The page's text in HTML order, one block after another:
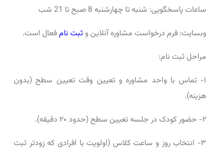
ساعات پاسخگویی: شنبه تا چهارشنبه 8 صبح تا 21 شب
وبسایت: فرم درخواست مشاوره آنلاین وثبت نامفعال است.
مراحل ثبت ‌نام:
۱- تماس با واحد مشاوره و تعیین وقت تعیین سطح (بدون
هزینه).
۲- حضور کودک در جلسه تعیین سطح (حدود ۲۰ دقیقه).
۳- انتخاب روز و ساعت کلاس (اولویت با افرادی که زودتر ثبت